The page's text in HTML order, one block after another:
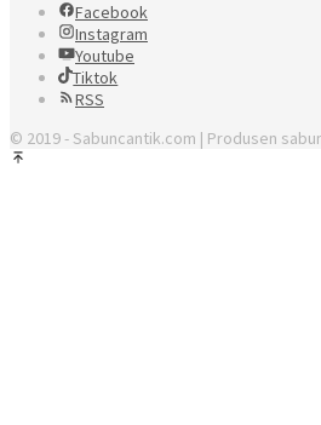
Facebook
Instagram
Youtube
Tiktok
RSS
© 2019 - Sabuncantik.com | Produsen